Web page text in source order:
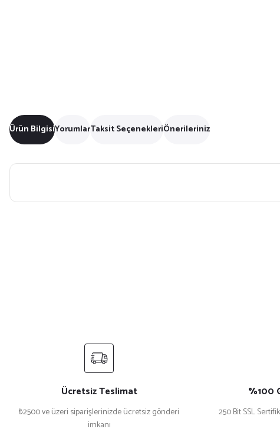
Ürün BilgisiYorumlarTaksit SeçenekleriÖnerileriniz
Bu ürüne benzer farklı alternatifler olmalı.
Ücretsiz Teslimat
₺2500 ve üzeri siparişlerinizde ücretsiz gönderi
imkanı
%100
250 Bit SSL